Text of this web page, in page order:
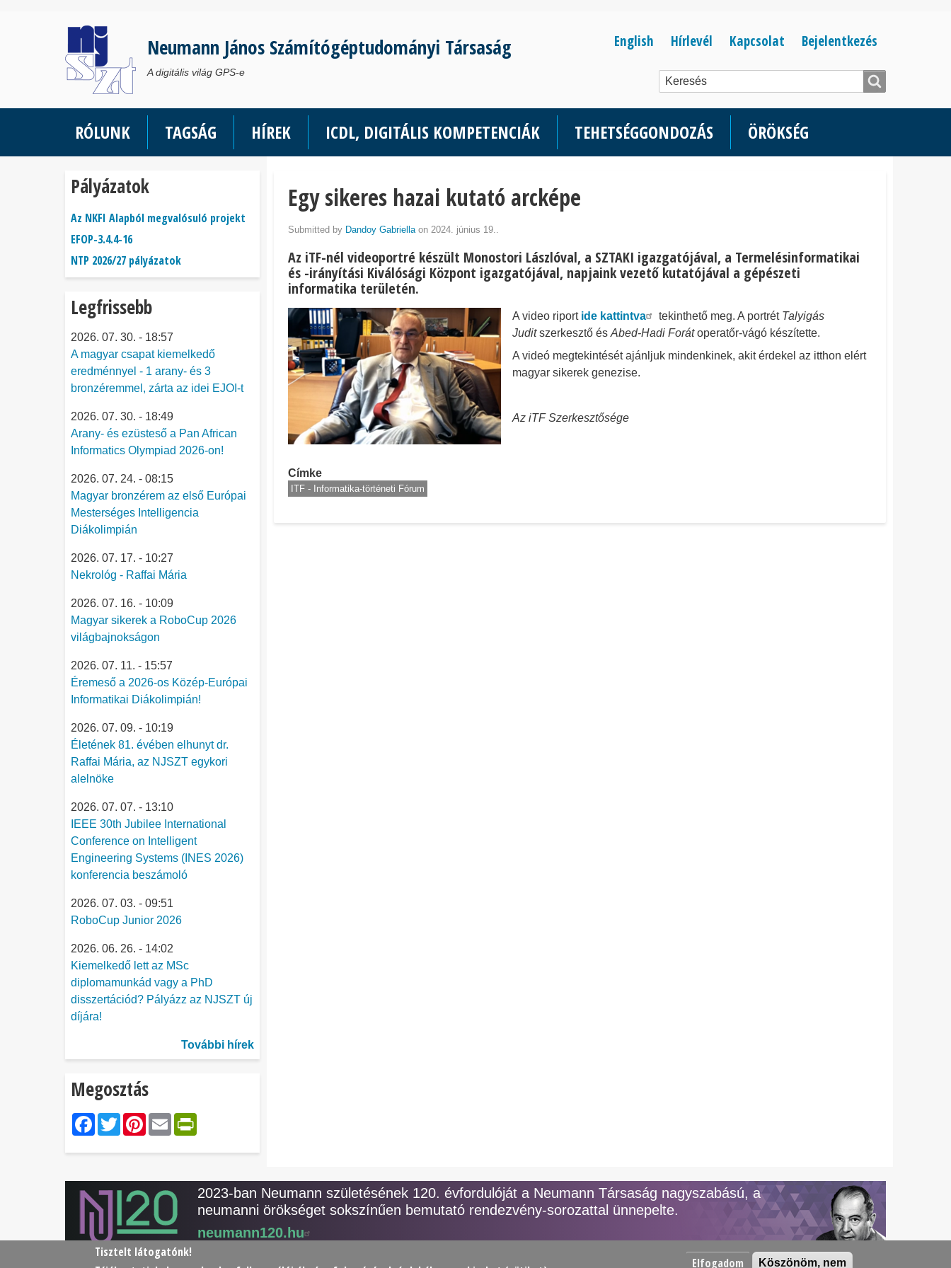
Neumann János Számítógéptudományi Társaság
A digitális világ GPS-e
Bejelentkezés
menüje
Bejelentkezés
English Hírlevél Kapcsolat
RÓLUNK TAGSÁG HÍREK ICDL, DIGITÁLIS KOMPETENCIÁK TEHETSÉGGONDOZÁS ÖRÖKSÉG
Egy sikeres hazai kutató arcképe
Submitted by Dandoy Gabriellaon 2024. június 19..
Az iTF-nél videoportré készült Monostori Lászlóval, a SZTAKI igazgatójával, a Termelésinformatikai
és -irányítási Kiválósági Központ igazgatójával, napjaink vezető kutatójával a gépészeti
informatika területén.
A video riport ide kattintva tekinthető meg. A portrét Talyigás
Juditszerkesztő és Abed-Hadi Forátoperatőr-vágó készítette.
A videó megtekintését ajánljuk mindenkinek, akit érdekel az itthon elért
magyar sikerek genezise.
Az iTF Szerkesztősége
Címke
ITF - Informatika-történeti Fórum
Pályázatok
Az NKFI Alapból megvalósuló projekt
EFOP-3.4.4-16
NTP 2026/27 pályázatok
Legfrissebb
2026. 07. 30. - 18:57
A magyar csapat kiemelkedő
eredménnyel - 1 arany- és 3
bronzéremmel, zárta az idei EJOI-t
2026. 07. 30. - 18:49
Arany- és ezüsteső a Pan African
Informatics Olympiad 2026-on!
2026. 07. 24. - 08:15
Magyar bronzérem az első Európai
Mesterséges Intelligencia
Diákolimpián
2026. 07. 17. - 10:27
Nekrológ - Raffai Mária
2026. 07. 16. - 10:09
Magyar sikerek a RoboCup 2026
világbajnokságon
2026. 07. 11. - 15:57
Éremeső a 2026-os Közép-Európai
Informatikai Diákolimpián!
2026. 07. 09. - 10:19
Életének 81. évében elhunyt dr.
Raffai Mária, az NJSZT egykori
alelnöke
2026. 07. 07. - 13:10
IEEE 30th Jubilee International
Conference on Intelligent
Engineering Systems (INES 2026)
konferencia beszámoló
2026. 07. 03. - 09:51
RoboCup Junior 2026
2026. 06. 26. - 14:02
Kiemelkedő lett az MSc
diplomamunkád vagy a PhD
disszertációd? Pályázz az NJSZT új
díjára!
További hírek
Megosztás
Facebook
Twitter
Pinterest
Email
2023-ban Neumann születésének 120. évfordulóját a Neumann Társaság nagyszabású, a
neumanni örökséget sokszínűen bemutató rendezvény-sorozattal ünnepelte.
neumann120.hu
Tisztelt látogatónk!
Elfogadom Köszönöm, nem